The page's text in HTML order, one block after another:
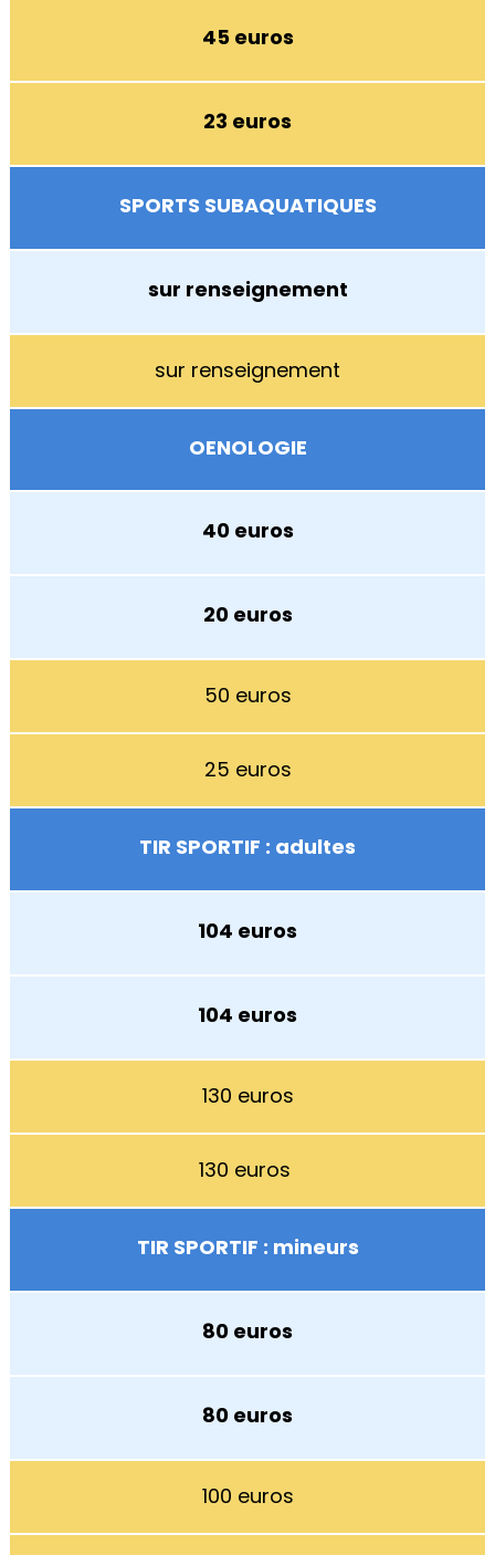
45 euros
23 euros
SPORTS SUBAQUATIQUES
sur renseignement
sur renseignement
OENOLOGIE
40 euros
20 euros
50 euros
25 euros
TIR SPORTIF : adultes
104 euros
104 euros
130 euros
130 euros
TIR SPORTIF : mineurs
80 euros
80 euros
100 euros